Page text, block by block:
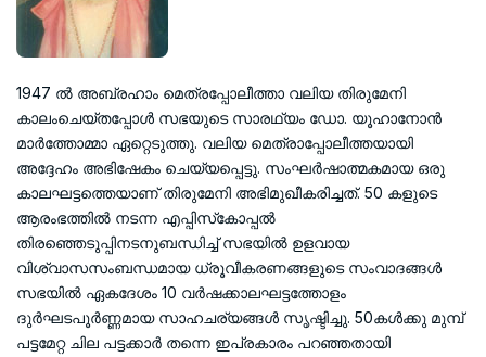
1947 ല്‍ അബ്രഹാം മെത്രപ്പോലീത്താ വലിയ തിരുമേനി
കാലംചെയ്തപ്പോള്‍ സഭയുടെ സാരഥ്യം ഡോ. യൂഹാനോന്‍
മാര്‍ത്തോമ്മാ ഏറ്റെടുത്തു. വലിയ മെത്രാപ്പോലീത്തയായി
അദ്ദേഹം അഭിഷേകം ചെയ്യപ്പെട്ടു. സംഘര്‍ഷാത്മകമായ ഒരു
കാലഘട്ടത്തെയാണ് തിരുമേനി അഭിമുഖീകരിച്ചത്. 50 കളുടെ
ആരംഭത്തില്‍ നടന്ന എപ്പിസ്‌കോപ്പല്‍
തിരഞ്ഞെടുപ്പിനടനുബന്ധിച്ച് സഭയില്‍ ഉളവായ
വിശ്വാസസംബന്ധമായ ധ്രൂവീകരണങ്ങളുടെ സംവാദങ്ങള്‍
സഭയില്‍ ഏകദേശം 10 വര്‍ഷക്കാലഘട്ടത്തോളം
ദുര്‍ഘടപൂര്‍ണ്ണമായ സാഹചര്യങ്ങള്‍ സൃഷ്ടിച്ചു. 50കള്‍ക്കു മുമ്പ്
പട്ടമേറ്റ ചില പട്ടക്കാര്‍ തന്നെ ഇപ്രകാരം പറഞ്ഞതായി